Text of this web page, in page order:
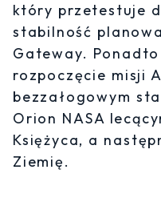
który przetestuje
stabilność
Gateway.
rozpoczęcie misji
bezzałogowym
Orion NASA
Księżyca, a
Ziemię.